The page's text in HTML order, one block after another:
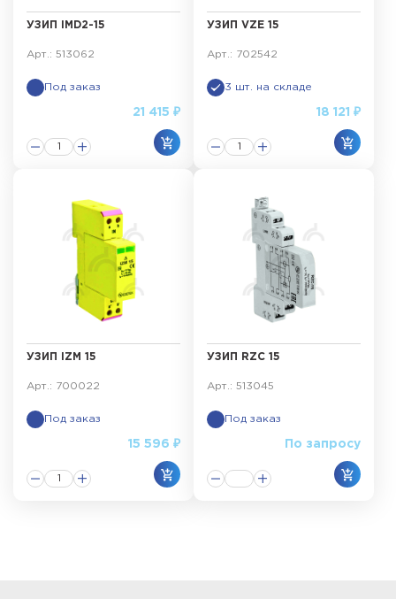
УЗИП IMD2-15
Арт.: 513062
Под заказ
21 415 ₽
УЗИП VZE 15
Арт.: 702542
3 шт. на складе
18 121 ₽
УЗИП IZM 15
Арт.: 700022
Под заказ
15 596 ₽
УЗИП RZC 15
Арт.: 513045
Под заказ
По запросу